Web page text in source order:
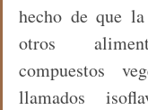
hecho de que
otros
compuestos
llamados